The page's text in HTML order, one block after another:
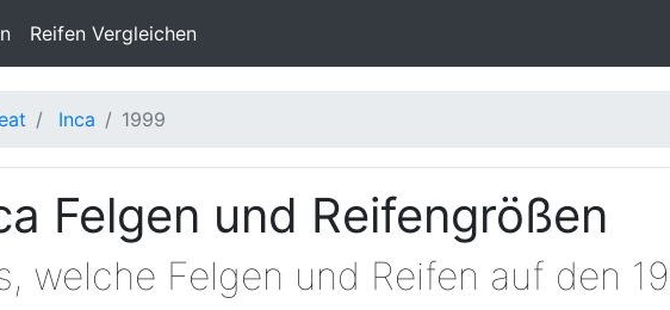
Reifen Vergleichen
Inca 1999
Felgen und Reifengrößen
welche Felgen und Reifen auf den